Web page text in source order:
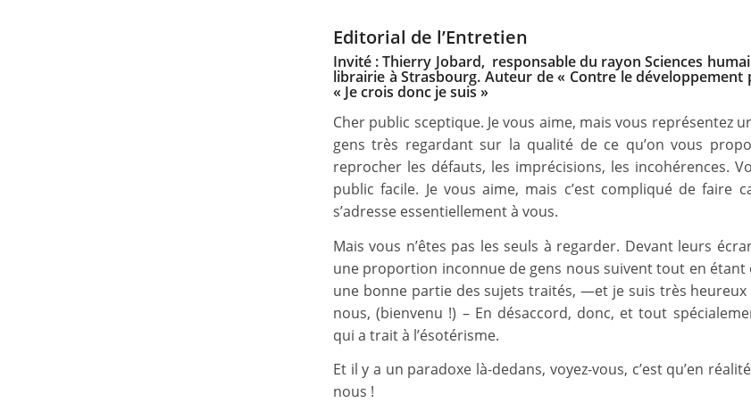
Editorial de l’Entretien
Invité : Thierry Jobard, responsable du rayon Sciences
librairie à Strasbourg. Auteur de « Contre le développement
« Je crois donc je suis »
Cher public sceptique. Je vous aime, mais vous représentez
gens très regardant sur la qualité de ce qu’on vous
reprocher les défauts, les imprécisions, les incohérences.
public facile. Je vous aime, mais c’est compliqué de faire
s’adresse essentiellement à vous.
Mais vous n’êtes pas les seuls à regarder. Devant leurs
une proportion inconnue de gens nous suivent tout en étant
une bonne partie des sujets traités, —et je suis très heureux
nous, (bienvenu !) – En désaccord, donc, et tout
qui a trait à l’ésotérisme.
Et il y a un paradoxe là-dedans, voyez-vous, c’est qu’en
nous !